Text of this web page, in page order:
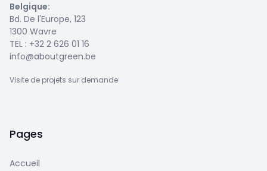
Belgique:
Bd. De l'Europe, 123
1300 Wavre
TEL : +32 2 626 01 16
info@aboutgreen.be
Visite de projets sur demande
Pages
Accueil